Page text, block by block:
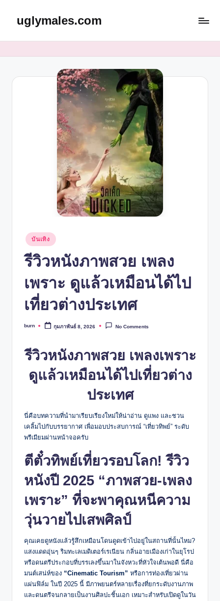
uglymales.com
Posted
in
บันเทิง
รีวิวหนังภาพสวย เพลง
เพราะ ดูแล้วเหมือนได้ไป
เที่ยวต่างประเทศ
Posted
burn กุมภาพันธ์ 8, 2026 No Comments
รีวิวหนังภาพสวย เพลงเพราะ
ดูแล้วเหมือนได้ไปเที่ยวต่าง
ประเทศ
นี่คือบทความที่นำมาเรียบเรียงใหม่ให้น่าอ่าน ดูแพง และชวน
เคลิ้มไปกับบรรยากาศ เพื่อมอบประสบการณ์ “เที่ยวทิพย์” ระดับ
พรีเมียมผ่านหน้าจอครับ
ตีตั๋วทิพย์เที่ยวรอบโลก!รีวิว
หนังปี 2025 “ภาพสวย-เพลง
เพราะ” ที่จะพาคุณหนีความ
วุ่นวายไปเสพศิลป์
คุณเคยดูหนังแล้วรู้สึกเหมือนโดนดูดเข้าไปอยู่ในสถานที่นั้นไหม?
แสงแดดอุ่นๆ ริมทะเลเมดิเตอร์เรเนียน กลิ่นอายเมืองเก่าในยุโรป
หรือดนตรีประกอบที่บรรเลงขึ้นมาในจังหวะที่หัวใจเต้นพอดี นี่คือ
มนต์เสน่ห์ของ “Cinematic Tourism” หรือการท่องเที่ยวผ่าน
แผ่นฟิล์ม ในปี 2025 นี้ มีภาพยนตร์หลายเรื่องที่ยกระดับงานภาพ
และดนตรีจนกลายเป็นงานศิลปะชิ้นเอก เหมาะสำหรับเปิดดูในวัน